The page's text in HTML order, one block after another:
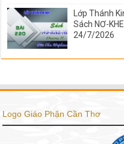
Lớp Thánh
Sách NƠ-
24/7/2026
Logo Giáo Phận Cần Thơ